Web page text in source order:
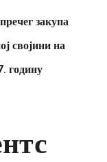
закупа
својини на
годину